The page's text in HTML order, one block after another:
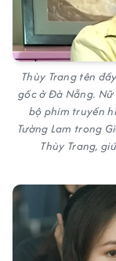
Thùy Trang tên
gốc ở Đà Nẵng.
bộ phim truyền
Tường Lam trong
Thùy Trang,